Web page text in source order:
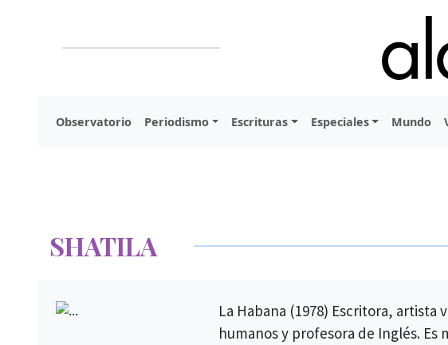
Observatorio Periodismo Escrituras Especiales Mundo
SHATILA
La Habana (1978) Escritora, artista
humanos y profesora de Inglés. Es